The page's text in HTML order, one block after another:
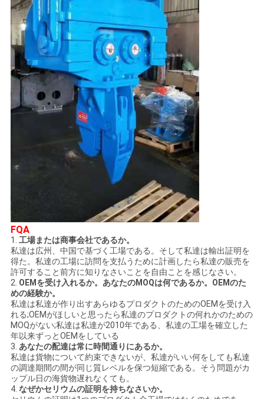
FQA
1. 工場または商事会社であるか。
私達は広州、中国で基づく工場である。そして私達は輸出証明を
得た。私達の工場に訪問を支払うために計画したら私達の販売を
許可すること前方に知りなさいことを自由ことを感じなさい。
2. OEMを受け入れるか。あなたのMOQは何であるか。OEMのた
めの経験か。
私達は私達が作り出すあらゆるプロダクトのためのOEMを受け入
れる;OEMがほしいと思ったら私達のプロダクトの何れかのための
MOQがない;私達は私達が2010年である、私達の工場を確立した
年以来ずっとOEMをしている
3. あなたの配達は常に時間通りにあるか。
私達は貨物について約束できないが、私達がいい何をしても私達
の調達期間の間が同じ質レベルを保つ短縮である。そう問題がカ
ップル日の海貨物遅れなくても。
4. なぜかセリウムの証明を持ちなさいか。